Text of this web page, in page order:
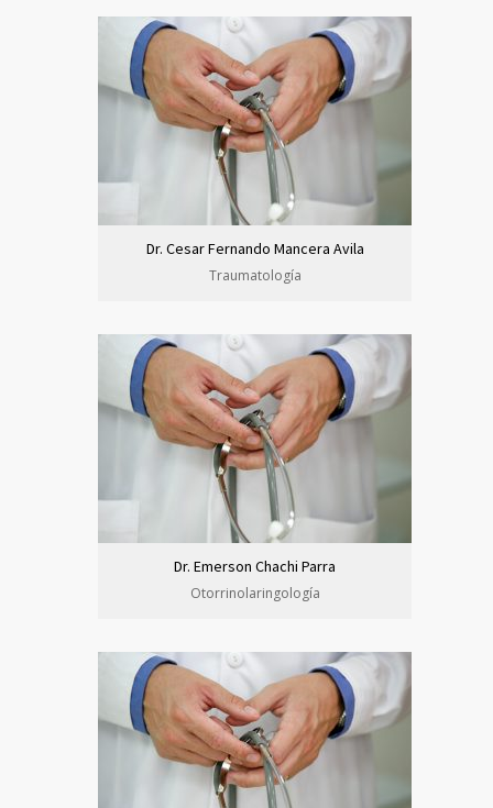
Dr. Cesar Fernando Mancera Avila
Traumatología
Dr. Emerson Chachi Parra
Otorrinolaringología